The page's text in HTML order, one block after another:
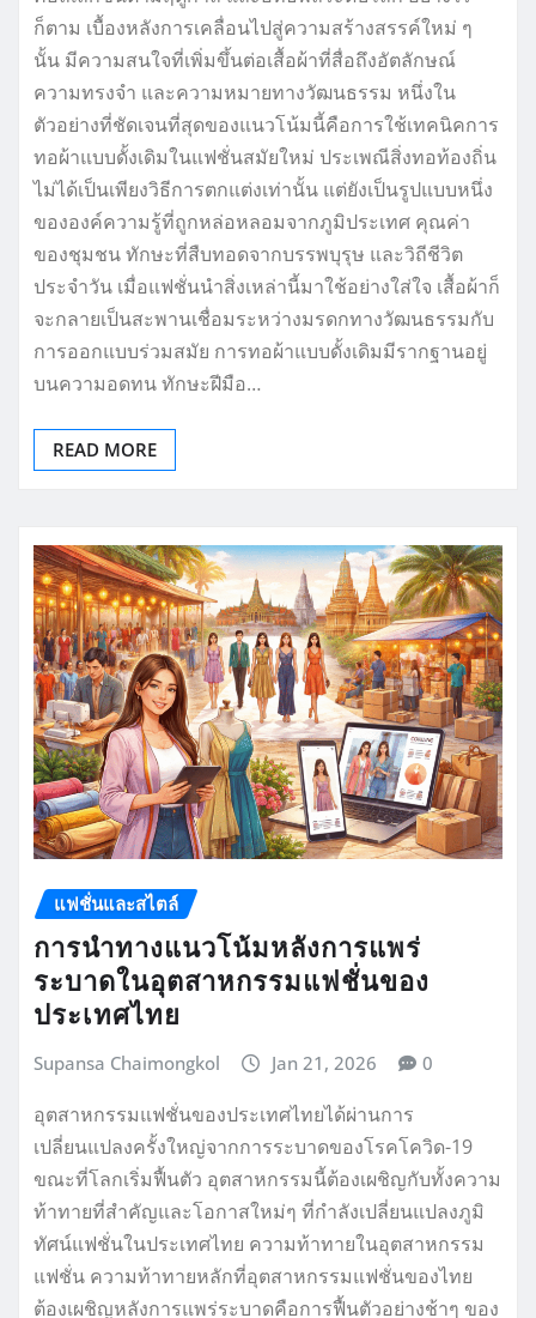
ก็ตาม เบื้องหลังการเคลื่อนไปสู่ความสร้างสรรค์ใหม่ ๆ
นั้น มีความสนใจที่เพิ่มขึ้นต่อเสื้อผ้าที่สื่อถึงอัตลักษณ์
ความทรงจำ และความหมายทางวัฒนธรรม หนึ่งใน
ตัวอย่างที่ชัดเจนที่สุดของแนวโน้มนี้คือการใช้เทคนิคการ
ทอผ้าแบบดั้งเดิมในแฟชั่นสมัยใหม่ ประเพณีสิ่งทอท้องถิ่น
ไม่ได้เป็นเพียงวิธีการตกแต่งเท่านั้น แต่ยังเป็นรูปแบบหนึ่ง
ขององค์ความรู้ที่ถูกหล่อหลอมจากภูมิประเทศ คุณค่า
ของชุมชน ทักษะที่สืบทอดจากบรรพบุรุษ และวิถีชีวิต
ประจำวัน เมื่อแฟชั่นนำสิ่งเหล่านี้มาใช้อย่างใส่ใจ เสื้อผ้าก็
จะกลายเป็นสะพานเชื่อมระหว่างมรดกทางวัฒนธรรมกับ
การออกแบบร่วมสมัย การทอผ้าแบบดั้งเดิมมีรากฐานอยู่
บนความอดทน ทักษะฝีมือ…
READ MORE
แฟชั่นและสไตล์
การนำทางแนวโน้มหลังการแพร่
ระบาดในอุตสาหกรรมแฟชั่นของ
ประเทศไทย
Supansa Chaimongkol Jan 21, 2026 0
อุตสาหกรรมแฟชั่นของประเทศไทยได้ผ่านการ
เปลี่ยนแปลงครั้งใหญ่จากการระบาดของโรคโควิด-19
ขณะที่โลกเริ่มฟื้นตัว อุตสาหกรรมนี้ต้องเผชิญกับทั้งความ
ท้าทายที่สำคัญและโอกาสใหม่ๆ ที่กำลังเปลี่ยนแปลงภูมิ
ทัศน์แฟชั่นในประเทศไทย ความท้าทายในอุตสาหกรรม
แฟชั่น ความท้าทายหลักที่อุตสาหกรรมแฟชั่นของไทย
ต้องเผชิญหลังการแพร่ระบาดคือการฟื้นตัวอย่างช้าๆ ของ